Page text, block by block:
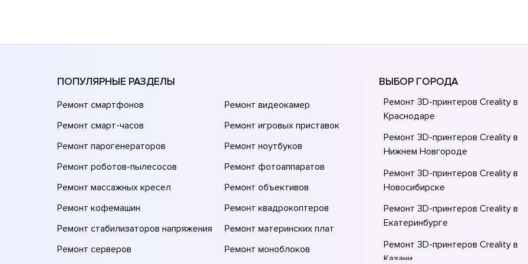
ПОПУЛЯРНЫЕ РАЗДЕЛЫ
Ремонт смартфонов
Ремонт смарт-часов
Ремонт парогенераторов
Ремонт роботов-пылесосов
Ремонт массажных кресел
Ремонт кофемашин
Ремонт стабилизаторов напряжения
Ремонт серверов
Ремонт видеокамер
Ремонт игровых приставок
Ремонт ноутбуков
Ремонт фотоаппаратов
Ремонт объективов
Ремонт квадрокоптеров
Ремонт материнских плат
Ремонт моноблоков
ВЫБОР ГОРОДА
Ремонт 3D-принтеров Creality в
Краснодаре
Ремонт 3D-принтеров Creality в
Нижнем Новгороде
Ремонт 3D-принтеров Creality в
Новосибирске
Ремонт 3D-принтеров Creality в
Екатеринбурге
Ремонт 3D-принтеров Creality в
Казани